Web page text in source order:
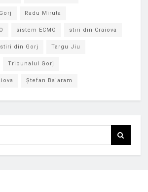
Radu Miruta
sistem ECMO stiri din Craiova
stiri din Gorj Targu Jiu
Tribunalul Gorj
Ștefan Baiaram